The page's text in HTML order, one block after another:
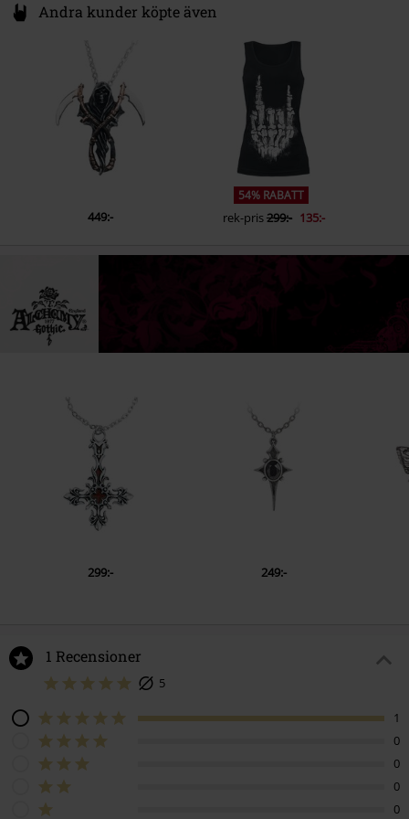
Andra kunder köpte även
449:-
54% RABATT
rek-pris299:- 135:-
299:- 249:-
1 Recensioner
5
1
0
0
0
0